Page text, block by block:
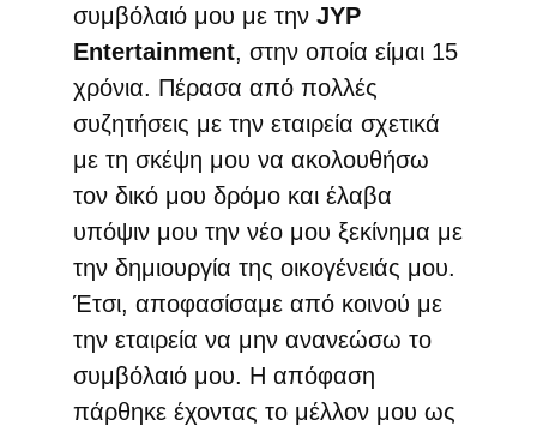
συμβόλαιό μου με την JYP
Entertainment, στην οποία είμαι 15
χρόνια. Πέρασα από πολλές
συζητήσεις με την εταιρεία σχετικά
με τη σκέψη μου να ακολουθήσω
τον δικό μου δρόμο και έλαβα
υπόψιν μου την νέο μου ξεκίνημα με
την δημιουργία της οικογένειάς μου.
Έτσι, αποφασίσαμε από κοινού με
την εταιρεία να μην ανανεώσω το
συμβόλαιό μου. Η απόφαση
πάρθηκε έχοντας το μέλλον μου ως